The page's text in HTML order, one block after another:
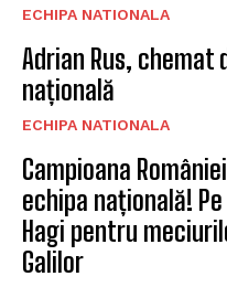
ECHIPA NATIONALA
Adrian Rus, chemat
națională
ECHIPA NATIONALA
Campioana
echipa națională!
Hagi pentru
Galilor